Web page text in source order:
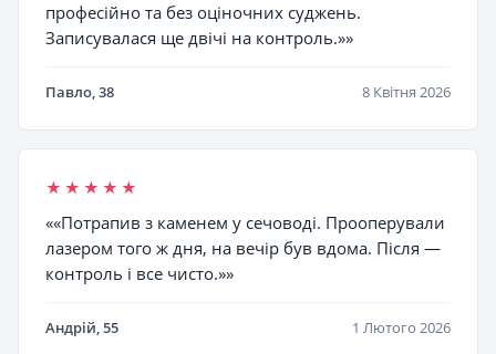
професійно та без оціночних суджень.
Записувалася ще двічі на контроль.»»
Павло, 38 8 Квітня 2026
★★★★★
««Потрапив з каменем у сечоводі. Прооперували
лазером того ж дня, на вечір був вдома. Після —
контроль і все чисто.»»
Андрій, 55 1 Лютого 2026